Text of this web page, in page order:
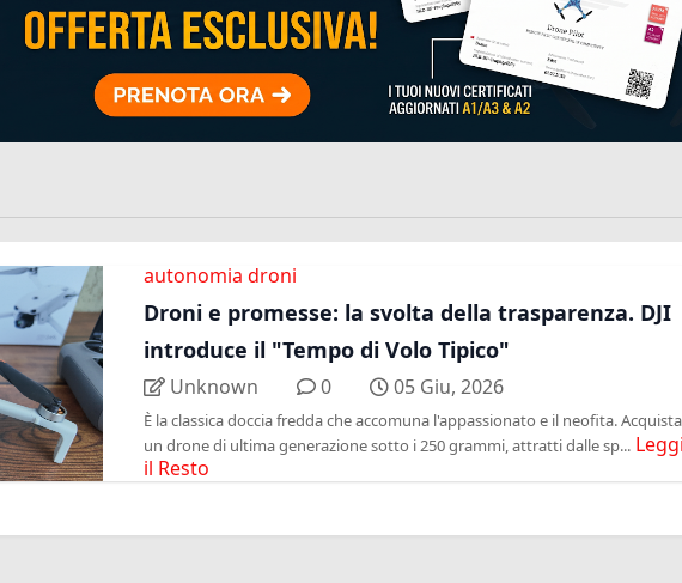
autonomia droni
Droni e promesse: la svolta della trasparenza. DJI
introduce il "Tempo di Volo Tipico"
Unknown 0 05 Giu, 2026
È la classica doccia fredda che accomuna l'appassionato e il neofita.
un drone di ultima generazione sotto i 250 grammi, attratti dalle sp...
il Resto